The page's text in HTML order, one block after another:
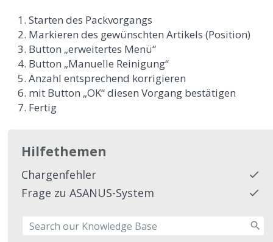
Starten des Packvorgangs
Markieren des gewünschten Artikels (Position)
Button „erweitertes Menü“
Button „Manuelle Reinigung“
Anzahl entsprechend korrigieren
mit Button „OK“ diesen Vorgang bestätigen
Fertig
Hilfethemen
Chargenfehler
Frage zu ASANUS-System